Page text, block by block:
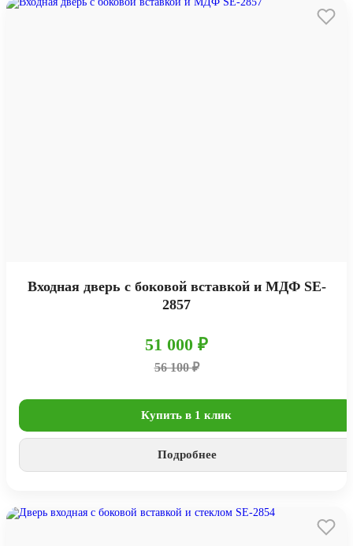
Входная дверь с боковой вставкой и МДФ SE-
2857
51 000 ₽
56 100 ₽
Купить в 1 клик
Подробнее